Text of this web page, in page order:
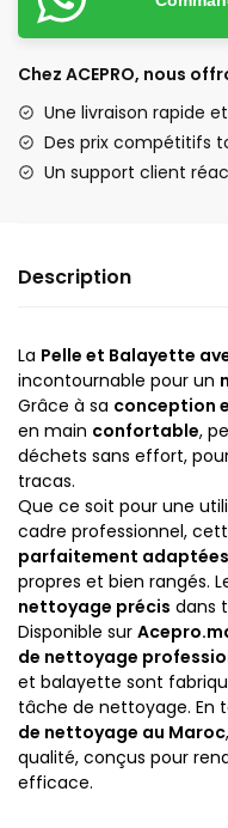
Chez ACEPRO, nous
Une livraison rapide
Des prix compétitifs
Un support client
Description
La Pelle et Balayette
incontournable pour un
Grâce à sa conception
en main confortable,
déchets sans effort,
tracas.
Que ce soit pour une
cadre professionnel,
parfaitement adaptées
propres et bien rangés.
nettoyage précis dans
Disponible sur
de nettoyage
et balayette sont
tâche de nettoyage. En
de nettoyage au Maroc
qualité, conçus pour
efficace.